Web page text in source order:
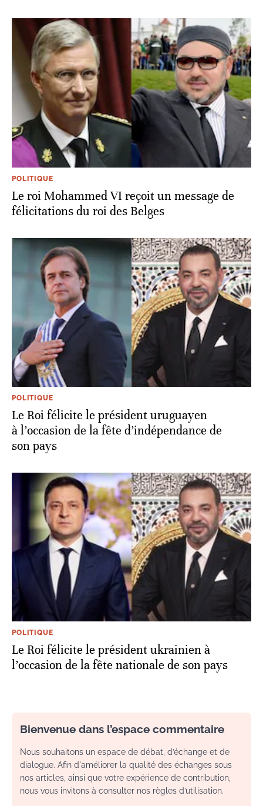
POLITIQUE
Le roi Mohammed VI reçoit un message de
félicitations du roi des Belges
POLITIQUE
Le Roi félicite le président uruguayen
à l’occasion de la fête d’indépendance de
son pays
POLITIQUE
Le Roi félicite le président ukrainien à
l’occasion de la fête nationale de son pays
Bienvenue dans l’espace commentaire
Nous souhaitons un espace de débat, d’échange et de
dialogue. Afin d'améliorer la qualité des échanges sous
nos articles, ainsi que votre expérience de contribution,
nous vous invitons à consulter nos règles d’utilisation.